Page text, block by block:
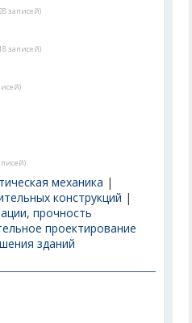
записей)
записей)
механика |
конструкций |
прочность
проектирование
зданий